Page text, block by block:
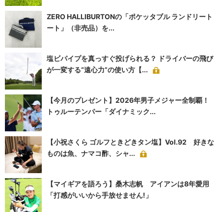
ZERO HALLIBURTONの「ポケッタブル ランドリート
ート」（非売品）を...
塩ビパイプを真っすぐ投げられる？ ドライバーの飛び
が一変する“遠心力”の使い方【...
【今月のプレゼント】2026年男子メジャー全制覇！
トゥルーテンパー「ダイナミック...
【小祝さくら ゴルフときどきタン塩】Vol.92 好きな
ものは魚、ナマコ酢、シャ...
【マイギアを語ろう】桑木志帆 アイアンは8年愛用
「打感がいいから手放せません!」